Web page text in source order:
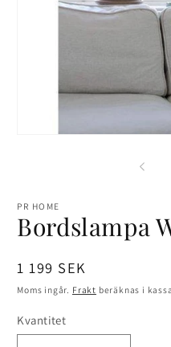
PR HOME
Bordslampa
Ordinarie
pris
1 199 SEK
Moms ingår. Frakt beräknas i
Kvantitet
Kvantitet